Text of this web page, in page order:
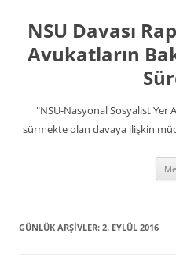
NSU Davası
Avukatların
"NSU-Nasyonal Sosyalist Yer
sürmekte olan davaya ilişkin
GÜNLÜK ARŞIVLER: 2. EYLÜL 2016